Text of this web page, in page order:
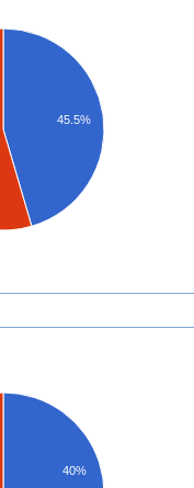
45.5%
40%